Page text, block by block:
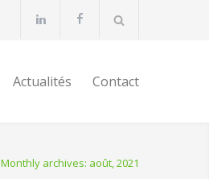
Actualités Contact
Monthly archives: août, 2021